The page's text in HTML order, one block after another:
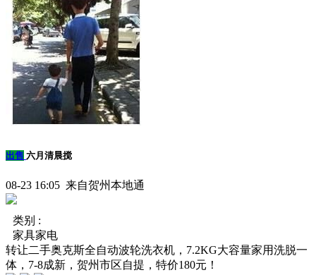
出售 六月清晨搅
08-23 16:05 来自贺州本地通
类别 :
家具家电
转让二手奥克斯全自动波轮洗衣机，7.2KG大容量家用洗脱一
体，7-8成新，贺州市区自提，特价180元！